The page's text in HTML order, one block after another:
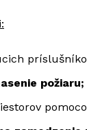
požiaru;